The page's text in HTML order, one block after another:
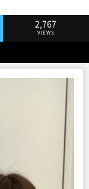
2,767
VIEWS